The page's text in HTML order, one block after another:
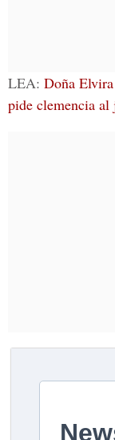
LEA: Doña
pide clemencia